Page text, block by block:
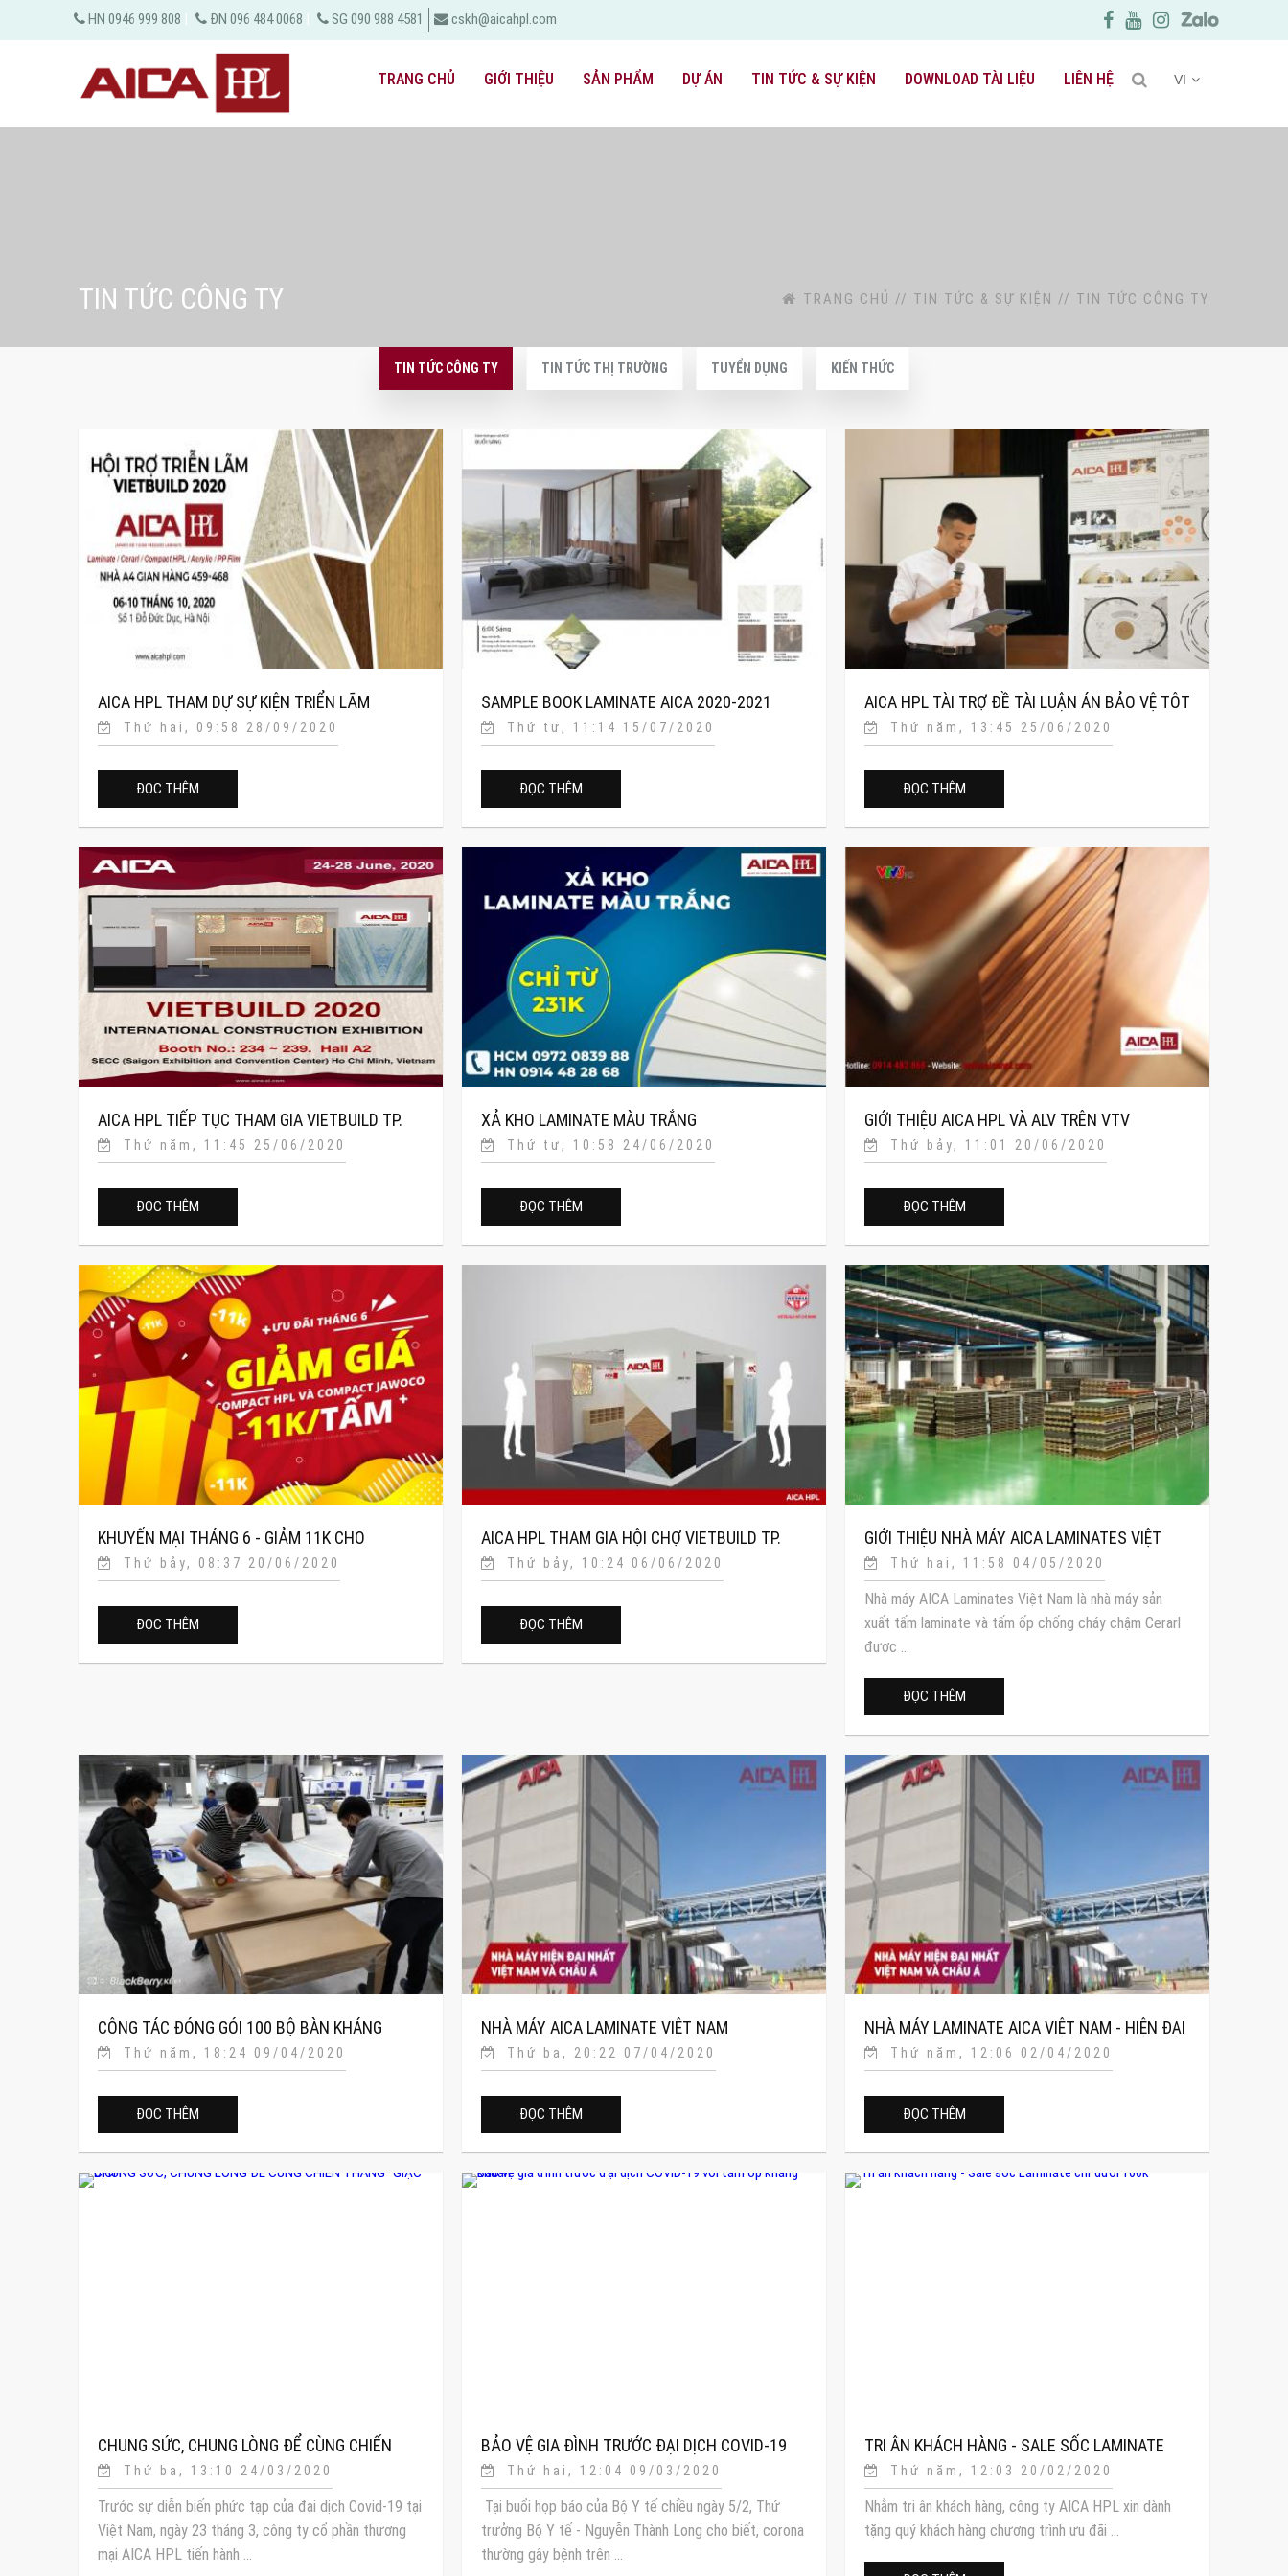
HN 0946 999 808 | ĐN 096 484 0068 | SG 090 988 4581 cskh@aicahpl.com
TRANG CHỦ GIỚI THIỆU SẢN PHẨM DỰ ÁN TIN TỨC & SỰ KIỆN DOWNLOAD TÀI LIỆU LIÊN HỆ VI
TIN TỨC CÔNG TY TRANG CHỦ // TIN TỨC & SỰ KIỆN // TIN TỨC CÔNG TY
TIN TỨC CÔNG TY TIN TỨC THỊ TRƯỜNG TUYỂN DỤNG KIẾN THỨC
AICA HPL THAM DỰ SỰ KIỆN TRIỂN LÃM
VIETBUILD THÁNG 10/2020
Thứ hai, 09:58 28/09/2020
ĐỌC THÊM
SAMPLE BOOK LAMINATE AICA 2020-2021
(TIẾNG VIỆT)
Thứ tư, 11:14 15/07/2020
ĐỌC THÊM
AICA HPL TÀI TRỢ ĐỀ TÀI LUẬN ÁN BẢO VỆ TÔT
NGHIỆP SV TRƯỜNG ĐH MTCN
Thứ năm, 13:45 25/06/2020
ĐỌC THÊM
AICA HPL TIẾP TỤC THAM GIA VIETBUILD TP.
HCM 2020
Thứ năm, 11:45 25/06/2020
ĐỌC THÊM
XẢ KHO LAMINATE MÀU TRẮNG
Thứ tư, 10:58 24/06/2020
ĐỌC THÊM
GIỚI THIỆU AICA HPL VÀ ALV TRÊN VTV
Thứ bảy, 11:01 20/06/2020
ĐỌC THÊM
KHUYẾN MẠI THÁNG 6 - GIẢM 11K CHO
COMPACT HPL VÀ COMPACT JAWOCO
Thứ bảy, 08:37 20/06/2020
ĐỌC THÊM
AICA HPL THAM GIA HỘI CHỢ VIETBUILD TP.
HCM 2020
Thứ bảy, 10:24 06/06/2020
ĐỌC THÊM
GIỚI THIỆU NHÀ MÁY AICA LAMINATES VIỆT
NAMThứ hai, 11:58 04/05/2020
Nhà máy AICA Laminates Việt Nam là nhà máy sản
xuất tấm laminate và tấm ốp chống cháy chậm Cerarl
được ...
ĐỌC THÊM
CÔNG TÁC ĐÓNG GÓI 100 BỘ BÀN KHÁNG
KHUẨN TÀI TRỢ BAN PHÒNG CHỐNG COVID19
Thứ năm, 18:24 09/04/2020
ĐỌC THÊM
NHÀ MÁY AICA LAMINATE VIỆT NAM
Thứ ba, 20:22 07/04/2020
ĐỌC THÊM
NHÀ MÁY LAMINATE AICA VIỆT NAM - HIỆN ĐẠI
NHẤT VN VÀ CHÂU Á
Thứ năm, 12:06 02/04/2020
ĐỌC THÊM
CHUNG SỨC, CHUNG LÒNG ĐỂ CÙNG CHIẾN
THẮNG “GIẶC DỊCH“
Thứ ba, 13:10 24/03/2020
Trước sự diễn biến phức tạp của đại dịch Covid-19 tại
Việt Nam, ngày 23 tháng 3, công ty cổ phần thương
mại AICA HPL tiến hành ...
BẢO VỆ GIA ĐÌNH TRƯỚC ĐẠI DỊCH COVID-19
VỚI TẤM ỐP KHÁNG KHUẨN
Thứ hai, 12:04 09/03/2020
Tại buổi họp báo của Bộ Y tế chiều ngày 5/2, Thứ
trưởng Bộ Y tế - Nguyễn Thành Long cho biết, corona
thường gây bệnh trên ...
TRI ÂN KHÁCH HÀNG - SALE SỐC LAMINATE
CHỈ DƯỚI 100K
Thứ năm, 12:03 20/02/2020
Nhằm tri ân khách hàng, công ty AICA HPL xin dành
tặng quý khách hàng chương trình ưu đãi ...